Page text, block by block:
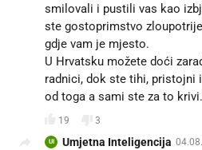
smilovali i pustili vas kao
ste gostoprimstvo
gdje vam je mjesto.
U Hrvatsku možete doći
radnici, dok ste tihi, pristojni
od toga a sami ste za to krivi.
19 3
UI Umjetna Inteligencija